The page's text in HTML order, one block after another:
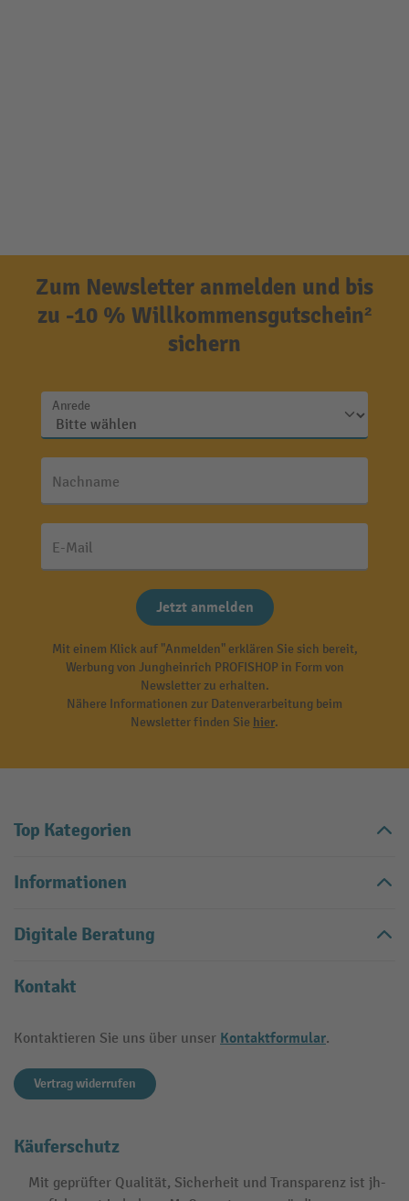
Zum Newsletter anmelden und bis
zu -10 % Willkommensgutschein²
sichern
Anrede
Nachname
E-Mail
Jetzt anmelden
Mit einem Klick auf "Anmelden" erklären Sie sich bereit,
Werbung von Jungheinrich PROFISHOP in Form von
Newsletter zu erhalten.
Nähere Informationen zur Datenverarbeitung beim
Newsletter finden Sie hier.
Top Kategorien
Informationen
Digitale Beratung
Kontakt
Kontaktieren Sie uns über unser Kontaktformular.
Vertrag widerrufen
Käuferschutz
Mit geprüfter Qualität, Sicherheit und Transparenz ist jh-